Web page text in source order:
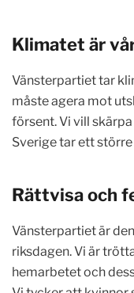
Klimatet är
Vänsterpartiet tar
måste agera mot
försent. Vi vill
Sverige tar ett större
Rättvisa och
Vänsterpartiet är
riksdagen. Vi är
hemarbetet och